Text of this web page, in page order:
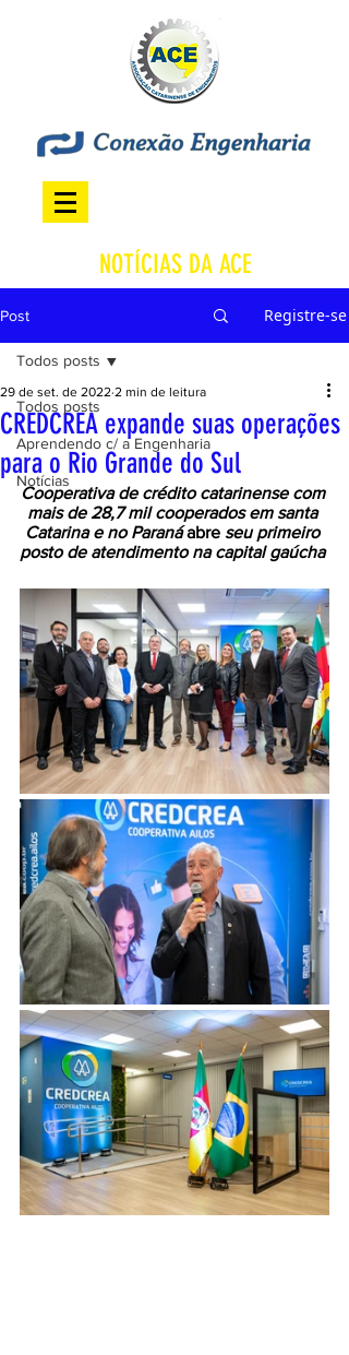
NOTÍCIAS DA ACE
Post Registre-se
Todos posts
Aprendendo c/ a Engenharia
Notícias
Todos posts
CREDCREA expande suas operações
para o Rio Grande do Sul
29 de set. de 2022 2 min de leitura
Cooperativa de crédito catarinense com
mais de 28,7 mil cooperados em santa
Catarina e no Paraná abre seu primeiro
posto de atendimento na capital gaúcha